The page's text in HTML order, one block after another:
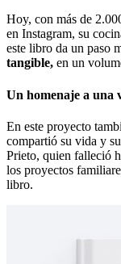
Hoy, con más de
en Instagram, su
este libro da un paso
tangible, en un
Un homenaje a una
En este proyecto
compartió su vida y
Prieto, quien falleció
los proyectos
libro.